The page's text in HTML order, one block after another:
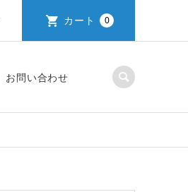
カート 0
お問い合わせ